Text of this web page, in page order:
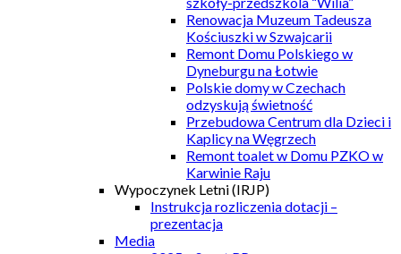
Renowacja Muzeum Tadeusza
Kościuszki w Szwajcarii
Remont Domu Polskiego w
Dyneburgu na Łotwie
Polskie domy w Czechach
odzyskują świetność
Przebudowa Centrum dla Dzieci i
Kaplicy na Węgrzech
Remont toalet w Domu PZKO w
Karwinie Raju
Wypoczynek Letni (IRJP)
Instrukcja rozliczenia dotacji –
prezentacja
Media